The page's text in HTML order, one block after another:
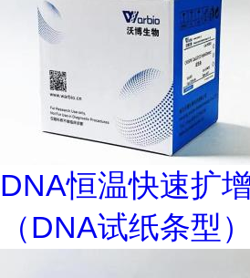
DNA恒温快速扩
（DNA试纸条型）